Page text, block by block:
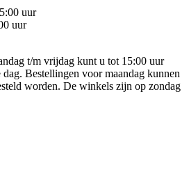
uur
uur
t/m vrijdag kunt u tot 15:00 uur
Bestellingen voor maandag kunnen
worden. De winkels zijn op zondag